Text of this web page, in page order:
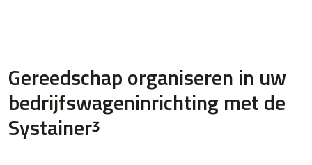
Gereedschap organiseren in uw
bedrijfswageninrichting met de
Systainerᶾ